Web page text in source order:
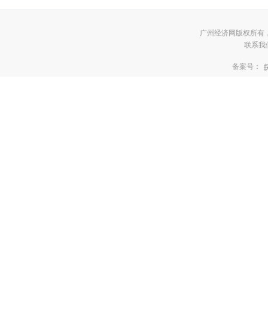
广州经济网版权所有
联系我
备案号：